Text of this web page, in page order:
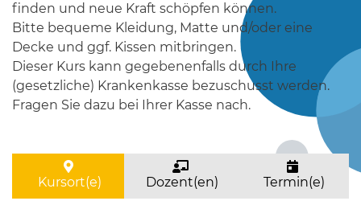
finden und neue Kraft schöpfen können.
Bitte bequeme Kleidung, Matte und/oder eine
Decke und ggf. Kissen mitbringen.
Dieser Kurs kann gegebenenfalls durch Ihre
(gesetzliche) Krankenkasse bezuschusst werden.
Fragen Sie dazu bei Ihrer Kasse nach.
Kursort(e) Dozent(en) Termin(e)